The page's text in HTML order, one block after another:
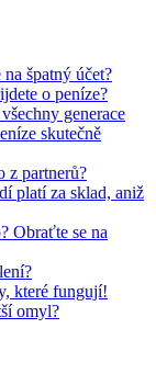
špatný účet?
o peníze?
generace
skutečně
z partnerů?
platí za sklad, aniž
Obraťte se na
které fungují!
omyl?